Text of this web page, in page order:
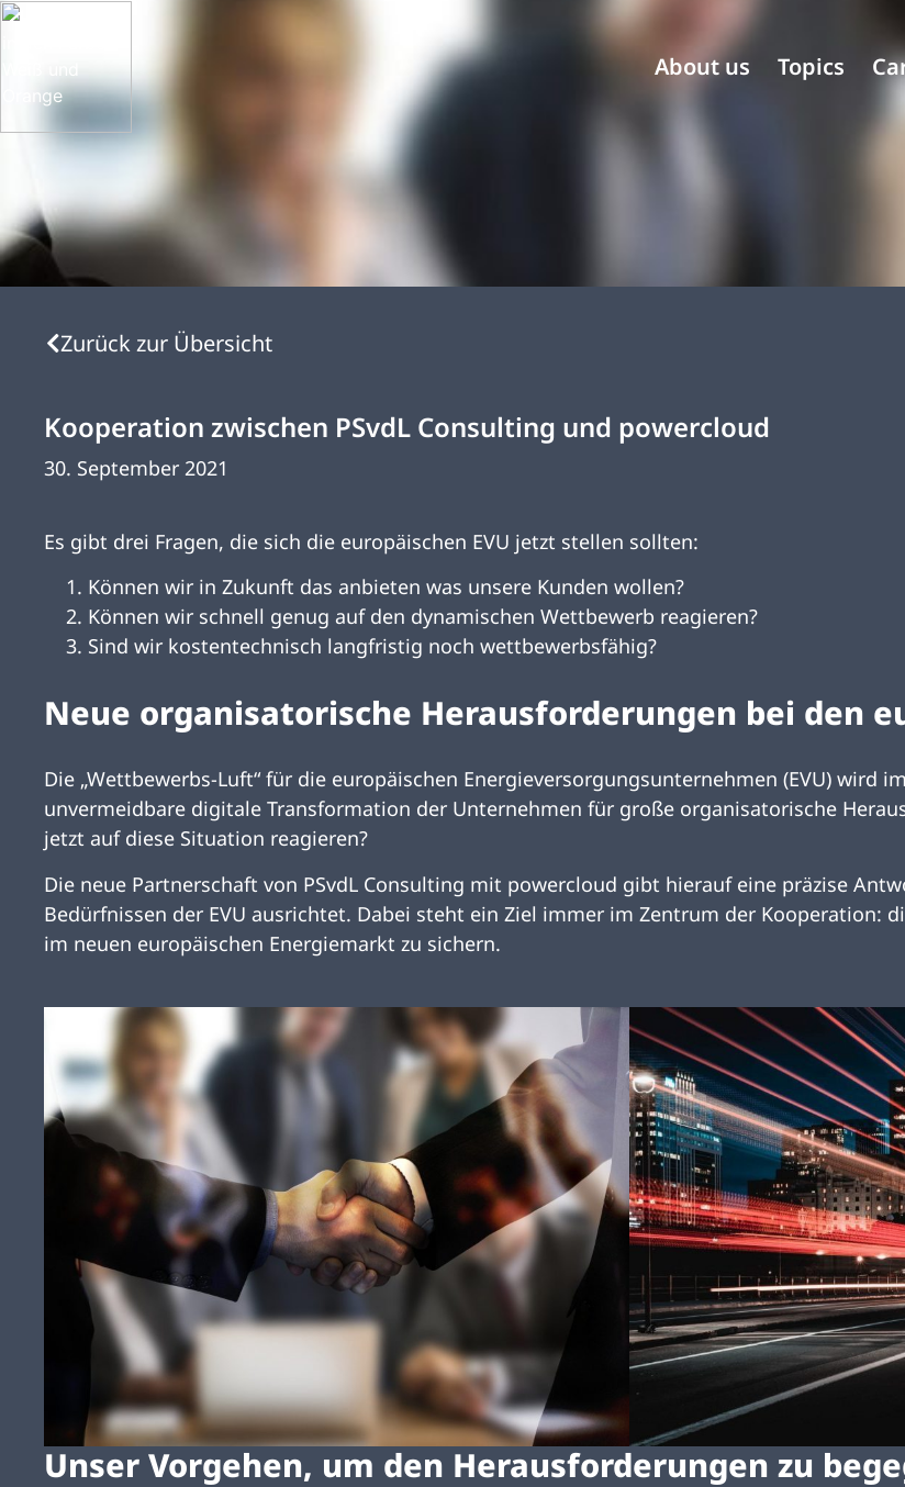
About us Topics
Zurück zur Übersicht
Kooperation zwischen PSvdL Consulting und powercloud
30. September 2021
Es gibt drei Fragen, die sich die europäischen EVU jetzt stellen sollten:
Können wir in Zukunft das anbieten was unsere Kunden wollen?
Können wir schnell genug auf den dynamischen Wettbewerb reagieren?
Sind wir kostentechnisch langfristig noch wettbewerbsfähig?
Neue organisatorische Herausforderungen bei den
Die „Wettbewerbs-Luft“ für die europäischen Energieversorgungsunternehmen (EVU) wird
unvermeidbare digitale Transformation der Unternehmen für große organisatorische
jetzt auf diese Situation reagieren?
Die neue Partnerschaft von PSvdL Consulting mit powercloud gibt hierauf eine präzise
Bedürfnissen der EVU ausrichtet. Dabei steht ein Ziel immer im Zentrum der Kooperation:
im neuen europäischen Energiemarkt zu sichern.
Unser Vorgehen, um den Herausforderungen zu